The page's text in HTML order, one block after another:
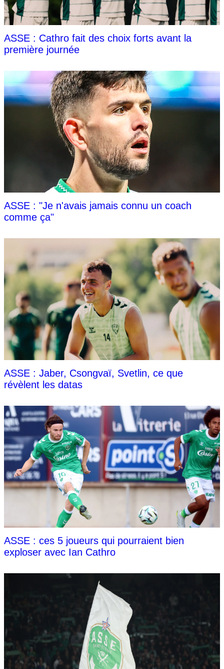
ASSE : Cathro fait des choix forts avant la
première journée
ASSE : "Je n'avais jamais connu un coach
comme ça"
ASSE : Jaber, Csongvaï, Svetlin, ce que
révèlent les datas
ASSE : ces 5 joueurs qui pourraient bien
exploser avec Ian Cathro